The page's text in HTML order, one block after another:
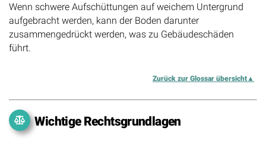
Wenn schwere Aufschüttungen auf weichem Untergrund
aufgebracht werden, kann der Boden darunter
zusammengedrückt werden, was zu Gebäudeschäden
führt.
Zurück zur Glossar übersicht
Wichtige Rechtsgrundlagen